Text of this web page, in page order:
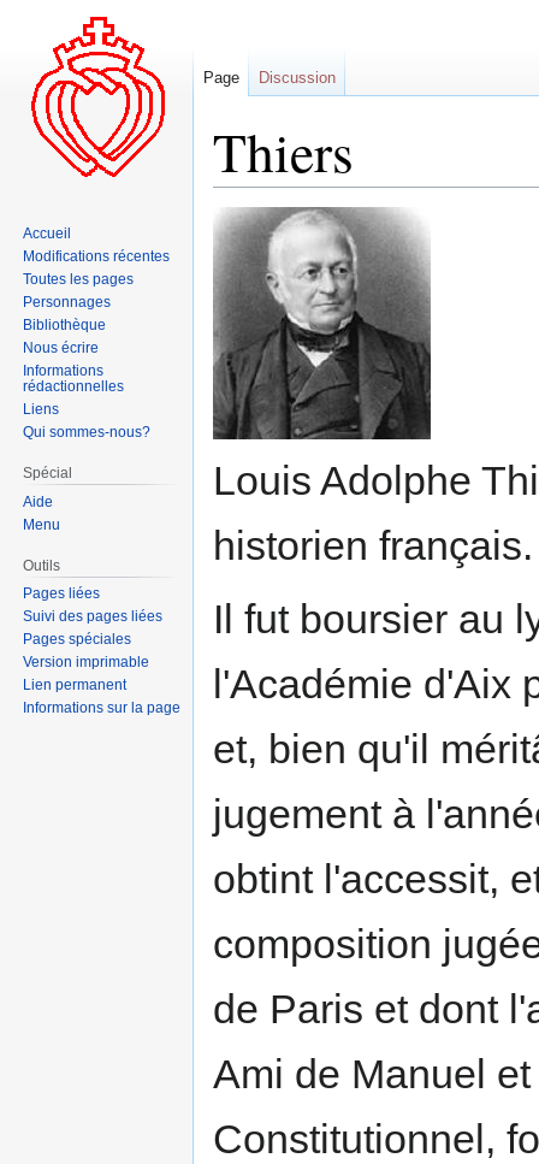
Thiers
Aller
navigation
Aller
recherche
Louis Adolphe
historien français.
Il fut boursier au
l'Académie d'Aix
et, bien qu'il
jugement à
obtint l'accessit,
composition
de Paris et dont
Ami de Manuel
Constitutionnel,
Page Discussion
Accueil
Modifications récentes
Toutes les pages
Personnages
Bibliothèque
Nous écrire
Informations
rédactionnelles
Liens
Qui sommes-nous?
Spécial
Aide
Menu
Outils
Pages liées
Suivi des pages liées
Pages spéciales
Version imprimable
Lien permanent
Informations sur la page